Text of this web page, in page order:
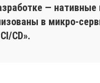
—
в микро-
CD».